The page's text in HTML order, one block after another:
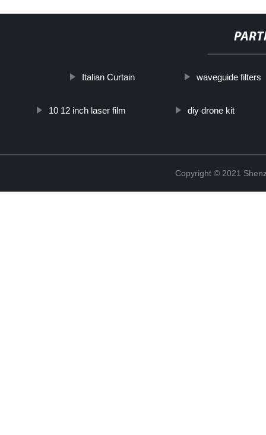
Italian Curtain waveguide filters
10 12 inch laser film diy drone kit
Copyright © 2021